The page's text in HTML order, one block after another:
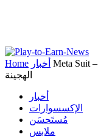
Home أخبار Meta Suit – إحداث ثورة في Metaverse مع الملابس
الهجينة
أخبار
الإكسسوارات
مُستَحسَن
ملابس